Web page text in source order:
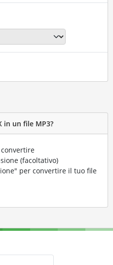
in un file MP3?
(facoltativo)
per convertire il tuo file